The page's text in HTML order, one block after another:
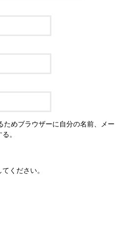
ためブラウザーに自分の名前、メー
。
ください。